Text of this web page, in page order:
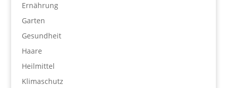
Ernährung
Garten
Gesundheit
Haare
Heilmittel
Klimaschutz